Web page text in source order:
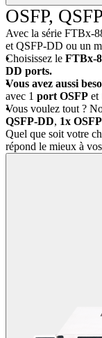
OSFP,
Avec la série FTBx-
et QSFP-DD ou un
Choisissez le FTBx-
DD ports.
Vous avez aussi
avec 1 port OSFP et
Vous voulez tout ?
QSFP-DD, 1x OSFP
Quel que soit votre
répond le mieux à